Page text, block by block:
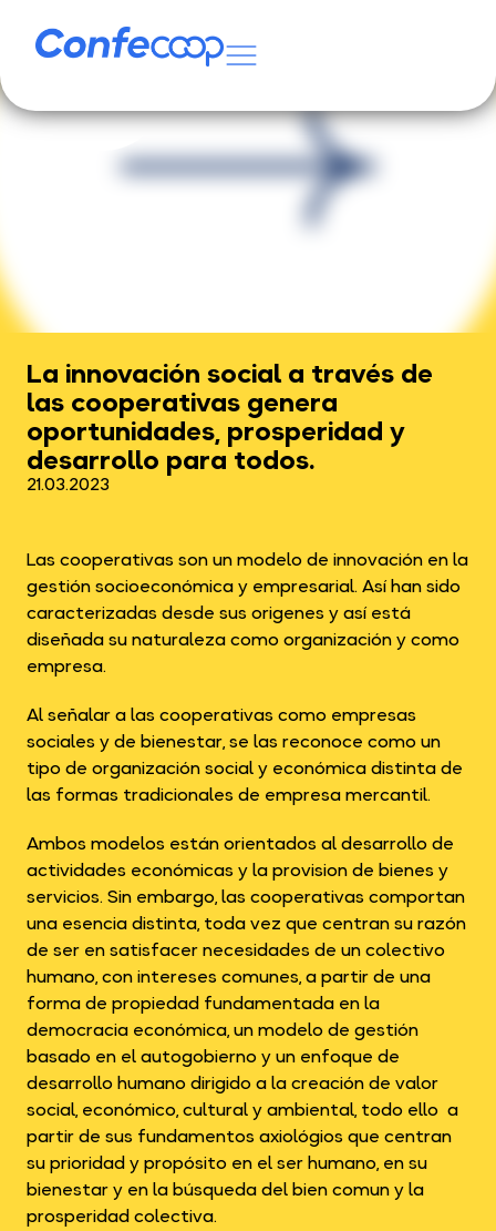
La innovación social a través de
las cooperativas genera
oportunidades, prosperidad y
desarrollo para todos.
21.03.2023
Las cooperativas son un modelo de innovación en la
gestión socioeconómica y empresarial. Así han sido
caracterizadas desde sus origenes y así está
diseñada su naturaleza como organización y como
empresa.
Al señalar a las cooperativas como empresas
sociales y de bienestar, se las reconoce como un
tipo de organización social y económica distinta de
las formas tradicionales de empresa mercantil.
Ambos modelos están orientados al desarrollo de
actividades económicas y la provision de bienes y
servicios. Sin embargo, las cooperativas comportan
una esencia distinta, toda vez que centran su razón
de ser en satisfacer necesidades de un colectivo
humano, con intereses comunes, a partir de una
forma de propiedad fundamentada en la
democracia económica, un modelo de gestión
basado en el autogobierno y un enfoque de
desarrollo humano dirigido a la creación de valor
social, económico, cultural y ambiental, todo ello a
partir de sus fundamentos axiológios que centran
su prioridad y propósito en el ser humano, en su
bienestar y en la búsqueda del bien comun y la
prosperidad colectiva.